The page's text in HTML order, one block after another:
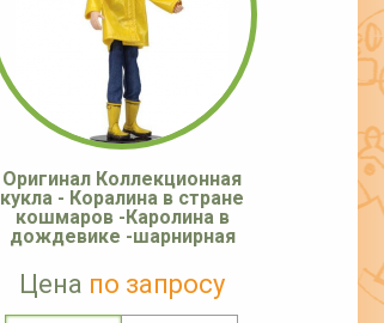
Оригинал Коллекционная
кукла - Коралина в стране
кошмаров -Каролина в
дождевике -шарнирная
Цена по запросу